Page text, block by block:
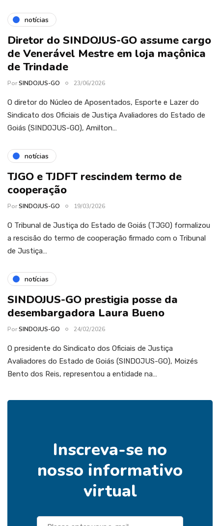
notícias
Diretor do SINDOJUS-GO assume cargo
de Venerável Mestre em loja maçônica
de Trindade
PorSINDOJUS-GO 23/06/2026
O diretor do Núcleo de Aposentados, Esporte e Lazer do
Sindicato dos Oficiais de Justiça Avaliadores do Estado de
Goiás (SINDOJUS-GO), Amilton…
notícias
TJGO e TJDFT rescindem termo de
cooperação
PorSINDOJUS-GO 19/03/2026
O Tribunal de Justiça do Estado de Goiás (TJGO) formalizou
a rescisão do termo de cooperação firmado com o Tribunal
de Justiça…
notícias
SINDOJUS-GO prestigia posse da
desembargadora Laura Bueno
PorSINDOJUS-GO 24/02/2026
O presidente do Sindicato dos Oficiais de Justiça
Avaliadores do Estado de Goiás (SINDOJUS-GO), Moizés
Bento dos Reis, representou a entidade na…
Inscreva-se no
nosso informativo
virtual